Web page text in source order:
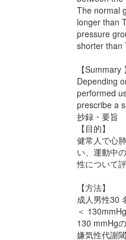
The normal
longer than
pressure
shorter than
【Summary
Depending
performed
prescribe a
抄録・要旨
【目的】
健常人で心
い、運動中
性について評
【方法】
成人男性30
＜
130 mmHg
嫌気性代謝